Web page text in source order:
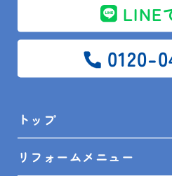
トップ
リフォームメニュー
LINE
0120-